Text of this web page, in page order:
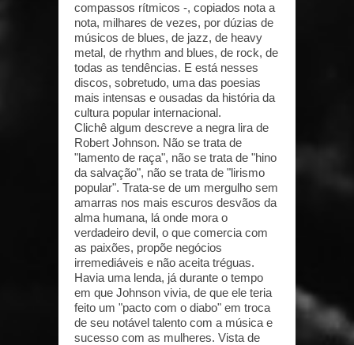
compassos rítmicos -, copiados nota a
nota, milhares de vezes, por dúzias de
músicos de blues, de jazz, de heavy
metal, de rhythm and blues, de rock, de
todas as tendências. E está nesses
discos, sobretudo, uma das poesias
mais intensas e ousadas da história da
cultura popular internacional.
Clichê algum descreve a negra lira de
Robert Johnson. Não se trata de
"lamento de raça", não se trata de "hino
da salvação", não se trata de "lirismo
popular". Trata-se de um mergulho sem
amarras nos mais escuros desvãos da
alma humana, lá onde mora o
verdadeiro devil, o que comercia com
as paixões, propõe negócios
irremediáveis e não aceita tréguas.
Havia uma lenda, já durante o tempo
em que Johnson vivia, de que ele teria
feito um "pacto com o diabo" em troca
de seu notável talento com a música e
sucesso com as mulheres. Vista de